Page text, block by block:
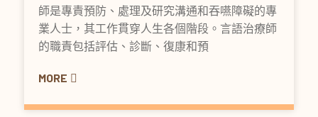
師是專責預防、處理及研究溝通和吞嚥障礙的專
業人士，其工作貫穿人生各個階段。言語治療師
的職責包括評估、診斷、復康和預
MORE